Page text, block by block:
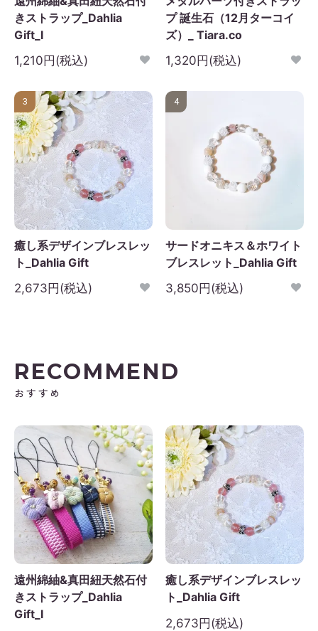
きストラップ_Dahlia
Gift_I
1,210円(税込)
プ 誕生石（12月ターコイ
ズ）_ Tiara.co
1,320円(税込)
3
癒し系デザインブレスレッ
ト_Dahlia Gift
2,673円(税込)
4
サードオニキス＆ホワイト
ブレスレット_Dahlia Gift
3,850円(税込)
RECOMMEND
おすすめ
遠州綿紬&真田紐天然石付
きストラップ_Dahlia
Gift_I
癒し系デザインブレスレッ
ト_Dahlia Gift
2,673円(税込)